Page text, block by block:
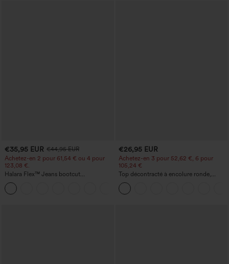
€35,95 EUR €44,95 EUR
Achetez-en 2 pour 61,54 € ou 4 pour
123,08 €.
Halara Flex™ Jeans bootcut
décontractés taille haute, effet délavé,
avec poches
€26,95 EUR
Achetez-en 3 pour 52,62 €, 6 pour
105,24 €
Top décontracté à encolure ronde,
manches chauve-souris et coupe ample